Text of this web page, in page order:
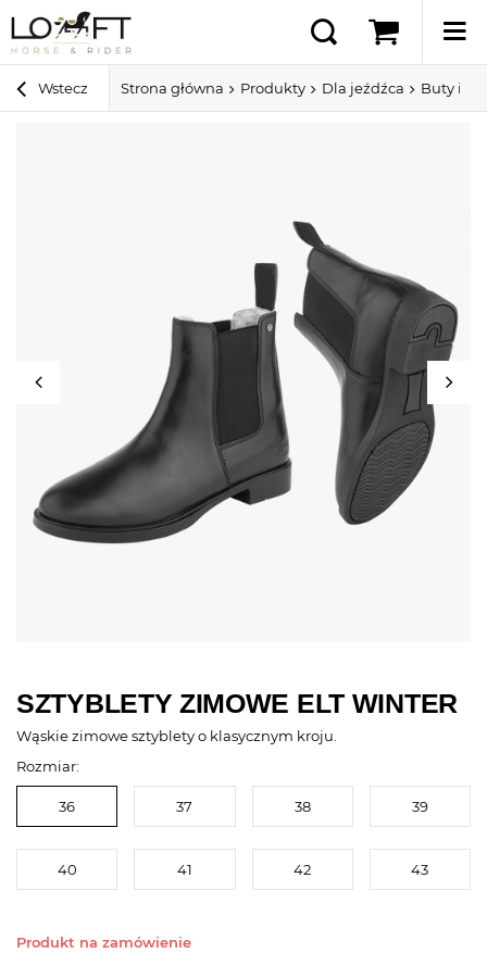
Wstecz Strona główna Produkty Dla jeźdźca Buty i
SZTYBLETY ZIMOWE ELT WINTER
Wąskie zimowe sztyblety o klasycznym kroju.
Rozmiar:
36 37 38 39
40 41 42 43
Produkt na zamówienie